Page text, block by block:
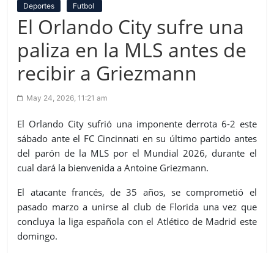
Deportes Futbol
El Orlando City sufre una
paliza en la MLS antes de
recibir a Griezmann
May 24, 2026, 11:21 am
El Orlando City sufrió una imponente derrota 6-2 este
sábado ante el FC Cincinnati en su último partido antes
del parón de la MLS por el Mundial 2026, durante el
cual dará la bienvenida a Antoine Griezmann.
El atacante francés, de 35 años, se comprometió el
pasado marzo a unirse al club de Florida una vez que
concluya la liga española con el Atlético de Madrid este
domingo.